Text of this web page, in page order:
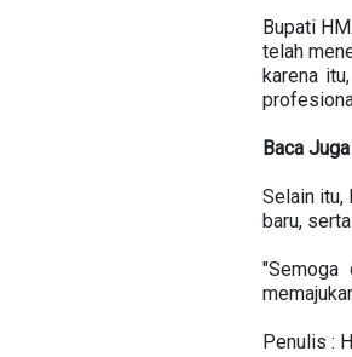
Bupati
telah
karena
Baca Juga
Selain itu,
baru,
"Semoga
Penulis :